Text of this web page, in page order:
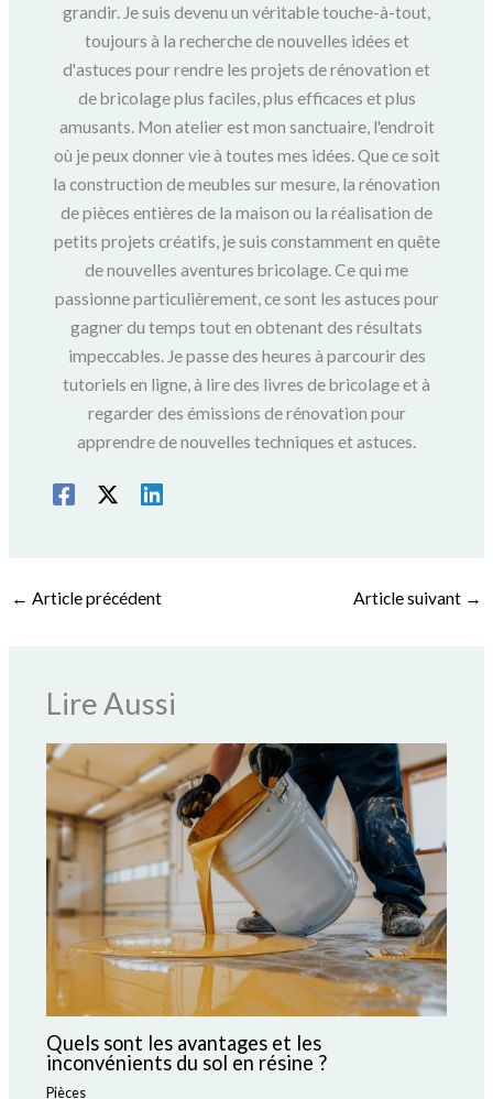
grandir. Je suis devenu un véritable touche-à-tout,
toujours à la recherche de nouvelles idées et
d'astuces pour rendre les projets de rénovation et
de bricolage plus faciles, plus efficaces et plus
amusants. Mon atelier est mon sanctuaire, l'endroit
où je peux donner vie à toutes mes idées. Que ce soit
la construction de meubles sur mesure, la rénovation
de pièces entières de la maison ou la réalisation de
petits projets créatifs, je suis constamment en quête
de nouvelles aventures bricolage. Ce qui me
passionne particulièrement, ce sont les astuces pour
gagner du temps tout en obtenant des résultats
impeccables. Je passe des heures à parcourir des
tutoriels en ligne, à lire des livres de bricolage et à
regarder des émissions de rénovation pour
apprendre de nouvelles techniques et astuces.
← Article précédent Article suivant →
Lire Aussi
Quels sont les avantages et les
inconvénients du sol en résine ?
Pièces